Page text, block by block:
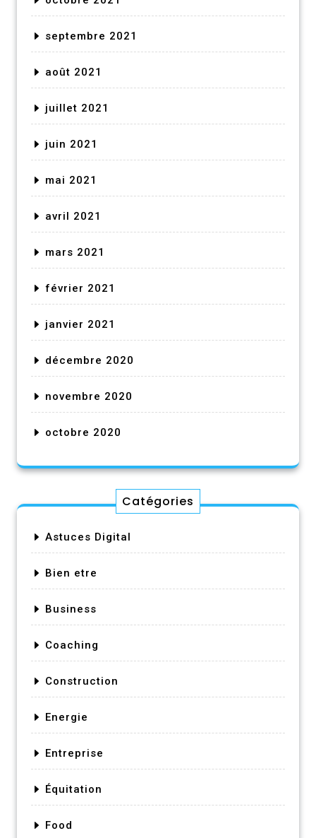
septembre 2021
août 2021
juillet 2021
juin 2021
mai 2021
avril 2021
mars 2021
février 2021
janvier 2021
décembre 2020
novembre 2020
octobre 2020
Catégories
Astuces Digital
Bien etre
Business
Coaching
Construction
Energie
Entreprise
Équitation
Food